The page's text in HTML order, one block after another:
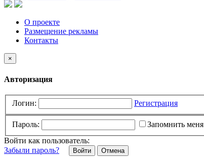
О проекте
Размещение рекламы
Контакты
×
Авторизация
Логин: Регистрация
Пароль:
Запомнить меня
Войти как пользователь:
Забыли пароль?
Отмена